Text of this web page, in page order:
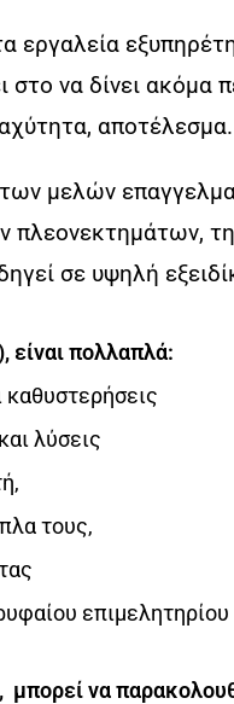
εργαλεία
να δίνει ακόμα
αποτέλεσμα.
των μελών
σε υψηλή
πολλαπλά:
καθυστερήσεις
λύσεις
τους,
επιμελητηρίου
να